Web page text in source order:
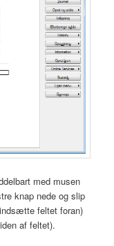
med musen
knap nede og slip
feltet foran)
af feltet).